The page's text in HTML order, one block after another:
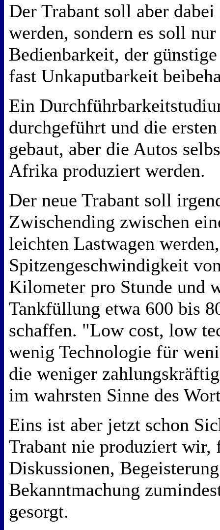
Der Trabant soll aber
werden, sondern es soll
Bedienbarkeit, der
fast Unkaputbarkeit
Ein
durchgeführt und die
gebaut, aber die Autos
Afrika produziert werden.
Der neue Trabant soll
Zwischending zwischen
leichten Lastwagen
Spitzengeschwindigkeit
Kilometer pro Stunde und
Tankfüllung etwa 600 bis
schaffen. "Low cost, low
wenig Technologie für
die weniger
im wahrsten Sinne des
Eins ist aber jetzt schon
Trabant nie produziert wir,
Diskussionen,
Bekanntmachung
gesorgt.